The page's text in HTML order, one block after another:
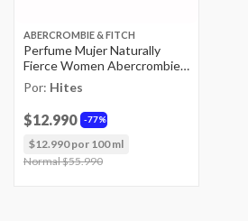
ABERCROMBIE & FITCH
Perfume Mujer Naturally
Fierce Women Abercrombie /
100 Ml / Eau De Toilette
Por: Hites
77%
$12.990
$12.990 por 100 ml
Price reduced from
Normal $55.990